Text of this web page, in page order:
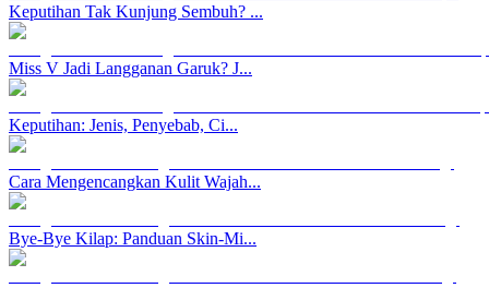
Keputihan Tak Kunjung Sembuh? ...
Miss V Jadi Langganan Garuk? J...
Keputihan: Jenis, Penyebab, Ci...
Cara Mengencangkan Kulit Wajah...
Bye-Bye Kilap: Panduan Skin-Mi...